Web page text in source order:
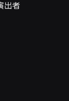
一」，第
元以其傑
於海內外
極為出類
出者